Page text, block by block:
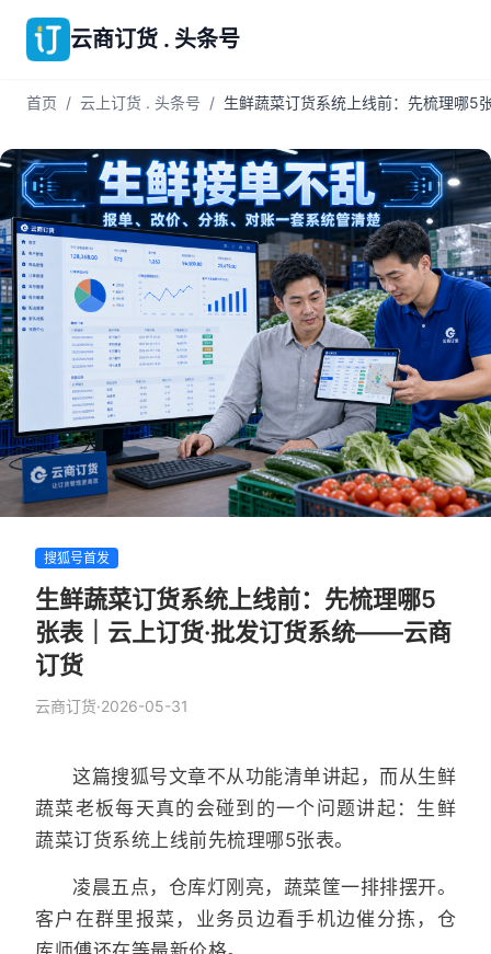
云商订货 . 头条号
首页 / 云上订货 . 头条号 / 生鲜蔬菜订货系统上线前：先梳理哪
搜狐号首发
生鲜蔬菜订货系统上线前：先梳理哪5
张表｜云上订货·批发订货系统——云商
订货
云商订货·2026-05-31
这篇搜狐号文章不从功能清单讲起，而从生鲜
蔬菜老板每天真的会碰到的一个问题讲起：生鲜
蔬菜订货系统上线前先梳理哪5张表。
凌晨五点，仓库灯刚亮，蔬菜筐一排排摆开。
客户在群里报菜，业务员边看手机边催分拣，仓